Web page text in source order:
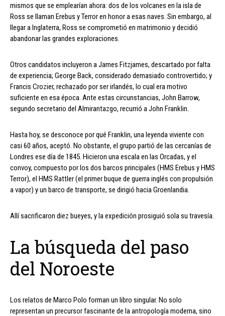
mismos que se emplearían ahora: dos de los volcanes en la isla de
Ross se llaman Erebus y Terror en honor a esas naves. Sin embargo, al
llegar a Inglaterra, Ross se comprometió en matrimonio y decidió
abandonar las grandes exploraciones.
Otros candidatos incluyeron a James Fitzjames, descartado por falta
de experiencia; George Back, considerado demasiado controvertido; y
Francis Crozier, rechazado por ser irlandés, lo cual era motivo
suficiente en esa época. Ante estas circunstancias, John Barrow,
segundo secretario del Almirantazgo, recurrió a John Franklin.
Hasta hoy, se desconoce por qué Franklin, una leyenda viviente con
casi 60 años, aceptó. No obstante, el grupo partió de las cercanías de
Londres ese día de 1845. Hicieron una escala en las Orcadas, y el
convoy, compuesto por los dos barcos principales (HMS Erebus y HMS
Terror), el HMS Rattler (el primer buque de guerra inglés con propulsión
a vapor) y un barco de transporte, se dirigió hacia Groenlandia.
Allí sacrificaron diez bueyes, y la expedición prosiguió sola su travesía.
La búsqueda del paso
del Noroeste
Los relatos de Marco Polo forman un libro singular. No solo
representan un precursor fascinante de la antropología moderna, sino